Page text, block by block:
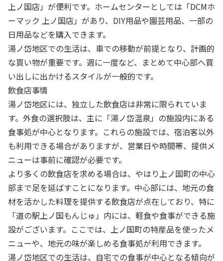
上ノ国店」が便利です。ホームセンターとしては「DCMホ
ーマック 上ノ国店」があり、DIY用品や園芸用品、一部の
日用品などを購入できます。
湯ノ岱地区での生活は、車での移動が前提となり、計画的
な買い物が重要です。週に一度など、まとめて中心部へ買
い出しに出かけるスタイルが一般的です。
飲食店事情
湯ノ岱地区には、独立した飲食店は非常に限られていま
す。外食の選択肢は、主に「湯ノ岱温泉」の施設内にある
食事処が中心となります。これらの施設では、宿泊客以外
も利用できる場合がありますが、営業日や時間帯、提供メ
ニューは事前に確認が必要です。
より多くの飲食店を求める場合は、やはり上ノ国町の中心
部まで足を延ばすことになります。中心部には、地元の食
材を活かした料理を提供する飲食店が点在しており、特に
「道の駅上ノ国もんじゅ」内には、軽食や食事ができる施
設がございます。ここでは、上ノ国町の特産品を使ったメ
ニューや、地元の味が楽しめる食事処が利用できます。
湯ノ岱地区での生活は、自宅での食事が中心となる傾向が